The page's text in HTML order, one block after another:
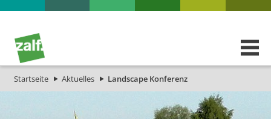
Startseite Aktuelles Landscape Konferenz